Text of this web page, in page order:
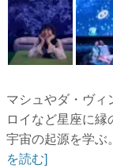
マシュやダ・ヴィ
ロイなど星座に
宇宙の起源を学ぶ
を読む]